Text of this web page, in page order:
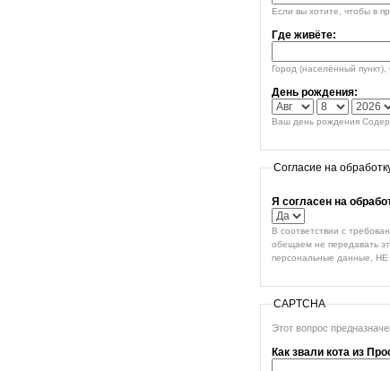
Если вы хотите, чтобы в
Где живёте:
Город (населённый
День рождения:
Ваш день рождения
Согласие на
Я согласен на
В соответствии с
обещаем не передавать
персональные данные,
CAPTCHA
Этот вопрос
Как звали кота из